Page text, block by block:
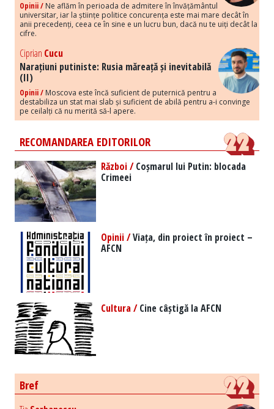
Opinii / Ne aflăm în perioada de admitere în învățământul
universitar, iar la științe politice concurența este mai mare decât în
anii precedenți, ceea ce în sine e un lucru bun, dacă nu te uiți decât la
cifre.
Ciprian Cucu
Narațiuni putiniste: Rusia măreață și inevitabilă
(II)
Opinii / Moscova este încă suficient de puternică pentru a
destabiliza un stat mai slab și suficient de abilă pentru a-i convinge
pe ceilalți că nu merită să-l apere.
RECOMANDAREA EDITORILOR
Război /Coșmarul lui Putin: blocada
Crimeei
Opinii /Viața, din proiect în proiect –
AFCN
Cultura /Cine câștigă la AFCN
Bref